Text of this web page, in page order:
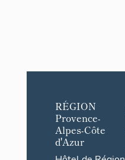
RÉGION
Provence-
Alpes-Côte
d'Azur